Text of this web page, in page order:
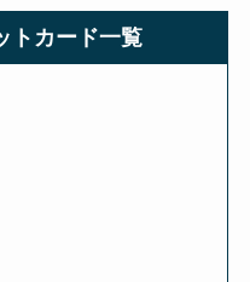
トカード一覧